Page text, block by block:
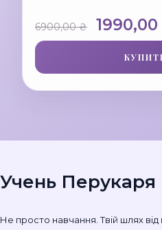
6900,00₴
ціна:
1990,00
Учень Перукаря
Не просто навчання. Твій шлях